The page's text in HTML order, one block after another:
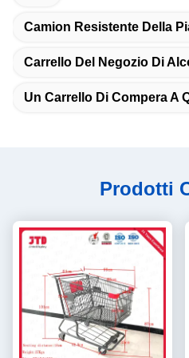
Camion Resistente Della
Carrello Del Negozio Di
Un Carrello Di Compera A
Prodotti